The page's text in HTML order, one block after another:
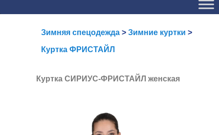
содержимому
содержимомуЗимняя спецодежда > Зимние куртки >
Куртка ФРИСТАЙЛ
Куртка СИРИУС-ФРИСТАЙЛ женская